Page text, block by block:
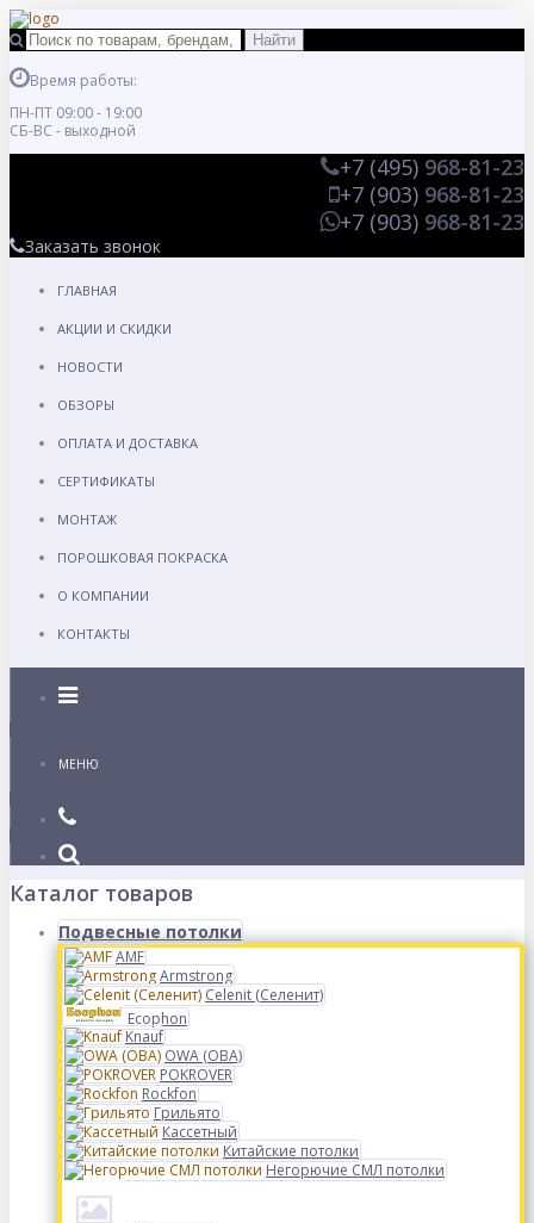
Время работы:
ПН-ПТ 09:00 - 19:00
СБ-ВС - выходной
+7 (495) 968-81-23
+7 (903) 968-81-23
+7 (903) 968-81-23
Заказать звонок
ГЛАВНАЯ
АКЦИИ И СКИДКИ
НОВОСТИ
ОБЗОРЫ
ОПЛАТА И ДОСТАВКА
СЕРТИФИКАТЫ
МОНТАЖ
ПОРОШКОВАЯ ПОКРАСКА
О КОМПАНИИ
КОНТАКТЫ
Каталог
МЕНЮ
Каталог товаров
Подвесные потолки
AMF
Armstrong
Celenit (Селенит)
Ecophon
Knauf
OWA (ОВА)
POKROVER
Rockfon
Грильято
Кассетный
Китайские потолки
Негорючие СМЛ потолки